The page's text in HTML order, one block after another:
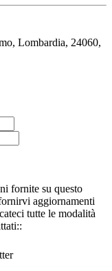
Lombardia, 24060,
fornite su questo
aggiornamenti
tutte le modalità